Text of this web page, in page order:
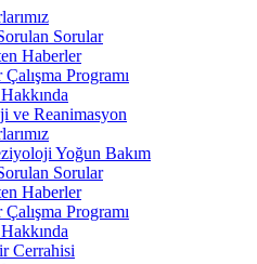
Sorular
Haberler
Programı
ve Reanimasyon
Yoğun Bakım
Sorular
Haberler
Programı
Cerrahisi